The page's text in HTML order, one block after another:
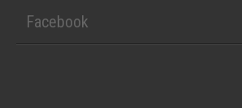
Facebook